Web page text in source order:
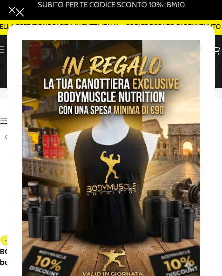
SUBITO PER TE CODICE SCONTO 10% : BM10
SPEDIZIONE RAPIDA IN TUTTA ITALIA - CODICE SCONTO DI BENVENUTO
ORDINA SMART DELIVERY SU WHATSAPP (ROMA)
Applied Nutrition
Attiva Filtri
-29%
BCAA Aminio-hydrate orange
burst- Apple nutrition
CREAM OF RICE – APPLE
NUTRITION
Farina di avena/ fiocchi di avena/